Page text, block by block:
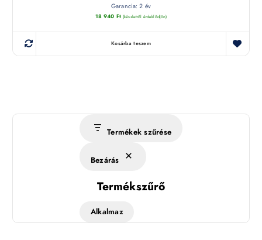
Garancia: 2 év
18 940 Ft (készletről érdeklődjön)
Kosárba teszem
Termékek szűrése
Bezárás
Termékszűrő
Alkalmaz